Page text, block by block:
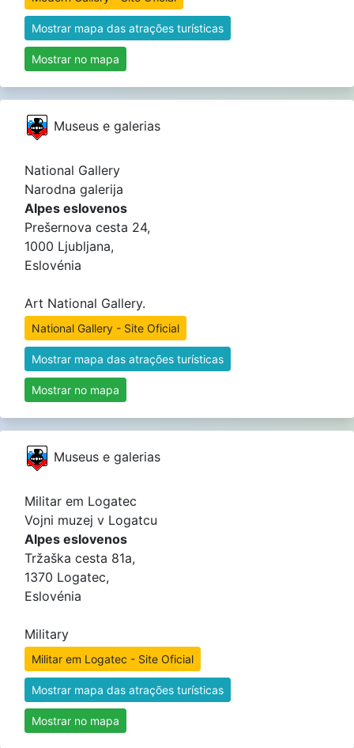
Mostrar mapa das atrações turísticas
Mostrar no mapa
Museus e galerias
National Gallery
Narodna galerija
Alpes eslovenos
Prešernova cesta 24,
1000 Ljubljana,
Eslovénia
Art National Gallery.
National Gallery - Site Oficial
Mostrar mapa das atrações turísticas
Mostrar no mapa
Museus e galerias
Militar em Logatec
Vojni muzej v Logatcu
Alpes eslovenos
Tržaška cesta 81a,
1370 Logatec,
Eslovénia
Military
Militar em Logatec - Site Oficial
Mostrar mapa das atrações turísticas
Mostrar no mapa